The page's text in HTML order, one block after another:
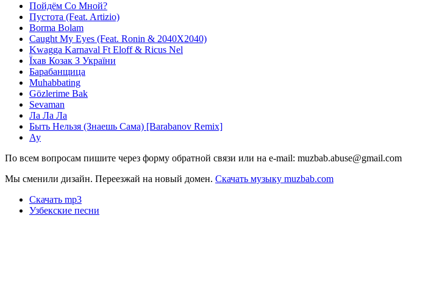
Пойдём Со Мной?
Пустота (Feat. Artizio)
Borma Bolam
Caught My Eyes (Feat. Ronin & 2040X2040)
Kwagga Karnaval Ft Eloff & Ricus Nel
Їхав Козак З України
Барабанщица
Muhabbating
Gözlerime Bak
Sevaman
Ла Ла Ла
Быть Нельзя (Знаешь Сама) [Barabanov Remix]
Ау
По всем вопросам пишите через форму обратной связи или на e-mail: muzbab.abuse@gmail.com
Мы сменили дизайн. Переезжай на новый домен. Скачать музыку muzbab.com
Скачать mp3
Узбекские песни